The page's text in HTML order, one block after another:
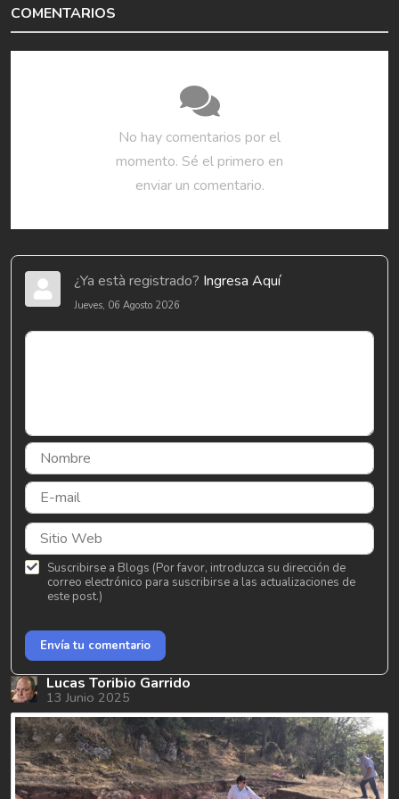
COMENTARIOS
No hay comentarios por el
momento. Sé el primero en
enviar un comentario.
¿Ya està registrado? Ingresa Aquí
Jueves, 06 Agosto 2026
Suscribirse a Blogs (Por favor, introduzca su dirección de
correo electrónico para suscribirse a las actualizaciones de
este post.)
Envía tu comentario
Lucas Toribio Garrido
13 Junio 2025